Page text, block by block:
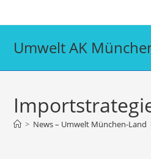
Inhalt
Umwelt AK
> News – Umwelt München-Land